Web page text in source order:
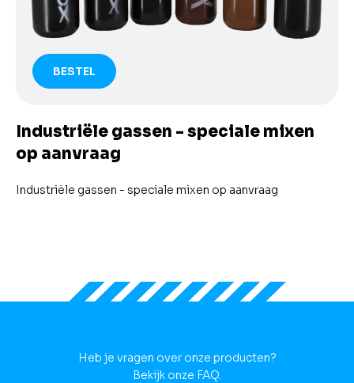
BESTEL
Industriële gassen - speciale mixen
op aanvraag
Industriële gassen - speciale mixen op aanvraag
Heb je vragen over onze producten?
Bekijk onze FAQ.